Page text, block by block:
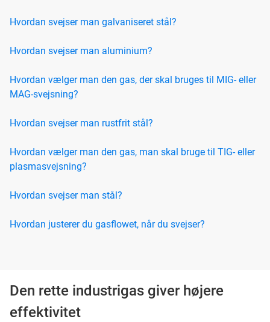
Hvordan svejser man galvaniseret stål?
Hvordan svejser man aluminium?
Hvordan vælger man den gas, der skal bruges til MIG- eller
MAG-svejsning?
Hvordan svejser man rustfrit stål?
Hvordan vælger man den gas, man skal bruge til TIG- eller
plasmasvejsning?
Hvordan svejser man stål?
Hvordan justerer du gasflowet, når du svejser?
Den rette industrigas giver højere
effektivitet